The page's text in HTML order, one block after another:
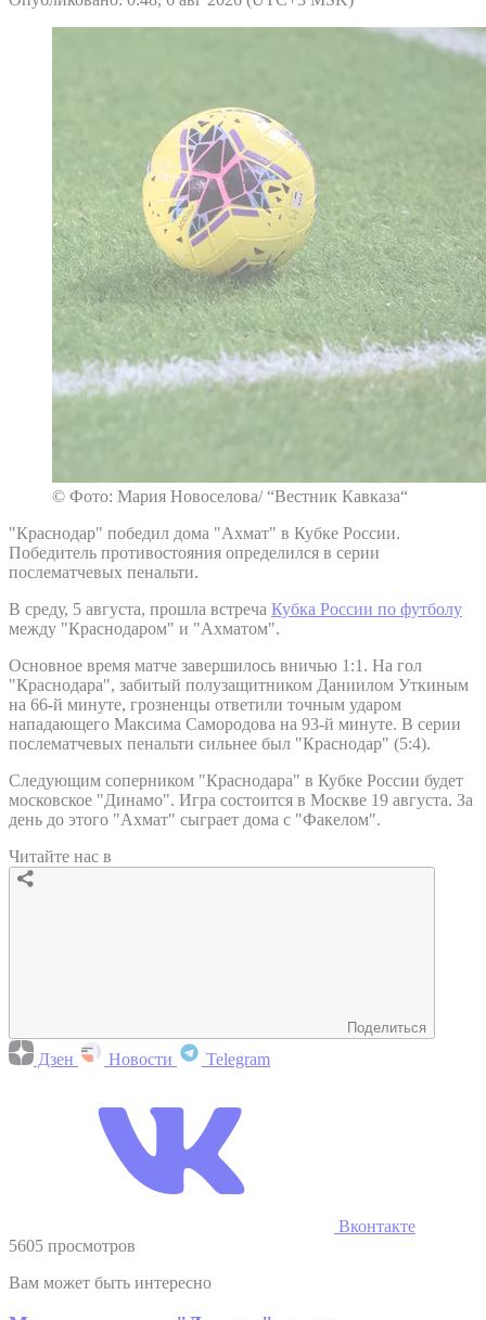
© Фото: Мария Новоселова/ “Вестник Кавказа“
"Краснодар" победил дома "Ахмат" в Кубке России.
Победитель противостояния определился в серии
послематчевых пенальти.
В среду, 5 августа, прошла встреча Кубка России по футболу
между "Краснодаром" и "Ахматом".
Основное время матче завершилось вничью 1:1. На гол
"Краснодара", забитый полузащитником Даниилом Уткиным
на 66-й минуте, грозненцы ответили точным ударом
нападающего Максима Самородова на 93-й минуте. В серии
послематчевых пенальти сильнее был "Краснодар" (5:4).
Следующим соперником "Краснодара" в Кубке России будет
московское "Динамо". Игра состоится в Москве 19 августа. За
день до этого "Ахмат" сыграет дома с "Факелом".
Читайте нас в
Поделиться
Дзен Новости Telegram
Вконтакте
5605 просмотров
Вам может быть интересно